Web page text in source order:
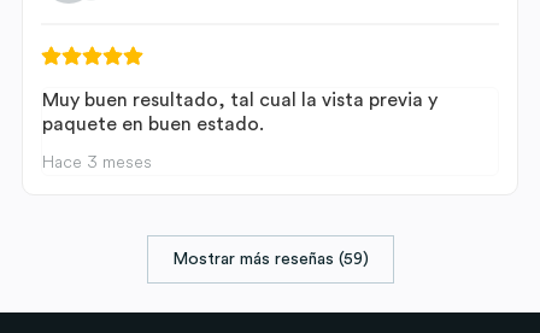
Muy buen resultado, tal cual la vista previa y
paquete en buen estado.
Hace 3 meses
Mostrar más reseñas (59)